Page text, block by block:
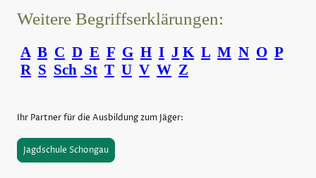
Weitere Begriffserklärungen:
A B C D E F G H I J K L M N O P
R S Sch St T U V W Z
Ihr Partner für die Ausbildung zum Jäger:
Jagdschule Schongau